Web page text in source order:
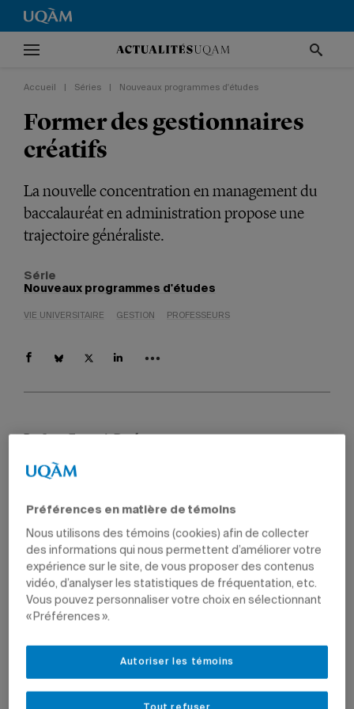
Accueil Séries Nouveaux programmes d'études
Former des gestionnaires
créatifs
La nouvelle concentration en management du
baccalauréat en administration propose une
trajectoire généraliste.
Série
Nouveaux programmes d'études
VIE UNIVERSITAIRE GESTION PROFESSEURS
ParJean-François Ducharme
Mis à jour le 26 janvier 2024 à 12 h 26
Préférences en matière de témoins
Nous utilisons des témoins (cookies) afin de collecter
des informations qui nous permettent d’améliorer votre
expérience sur le site, de vous proposer des contenus
vidéo, d’analyser les statistiques de fréquentation, etc.
Vous pouvez personnaliser votre choix en sélectionnant
« Préférences ».
Autoriser les témoins